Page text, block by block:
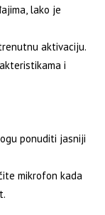
lako je
aktivaciju.
i
ponuditi jasniji
mikrofon kada